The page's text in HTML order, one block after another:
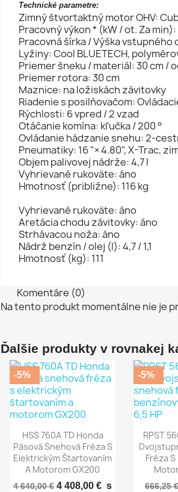
Technické parametre:
Zimný štvortaktný motor OHV:
Pracovný výkon * (kW / ot. Za min):
Pracovná šírka / Výška vstupného
Lyžiny: Cool BLUETECH,
Priemer šneku / materiál: 30 cm /
Priemer rotora: 30 cm
Maznice: na ložiskách závitovky
Riadenie s posilňovačom:
Rýchlosti: 6 vpred / 2 vzad
Otáčanie komína: kľučka / 200 °
Ovládanie hádzanie snehu: 2-
Pneumatiky: 16 "× 4.80", X-Trac,
Objem palivovej nádrže: 4,7 l
Vyhrievané rukoväte: áno
Hmotnosť (približne): 116 kg
Vyhrievané rukoväte: áno
Aretácia chodu závitovky: áno
Strhávacou noža: áno
Nádrž benzín / olej (l): 4,7 / 1,1
Hmotnosť (kg): 111
Komentáre (0)
Na tento produkt momentálne nie je
Ďalšie produkty v rovnakej
Rýchly náhľad
HSS 760A TD Honda
Pásová Snehová Fréza S
Elektrickým Štartovaním
A Motorom GX200
4 640,00 € 4 408,00 € s
-5%

RPST
Fréza
666,25 €
-5%